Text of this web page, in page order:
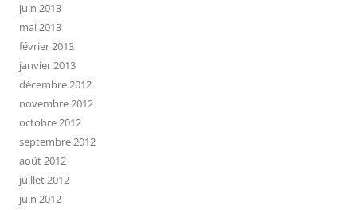
juin 2013
mai 2013
février 2013
janvier 2013
décembre 2012
novembre 2012
octobre 2012
septembre 2012
août 2012
juillet 2012
juin 2012